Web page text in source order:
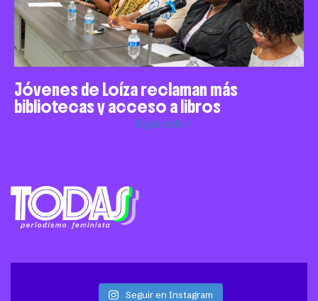
Jóvenes de Loíza reclaman más
bibliotecas y acceso a libros
Siguiente »
Seguir en Instagram